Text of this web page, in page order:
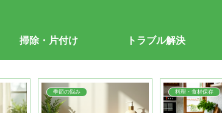
掃除・片付け トラブル解決
季節の悩み 料理・食材保存